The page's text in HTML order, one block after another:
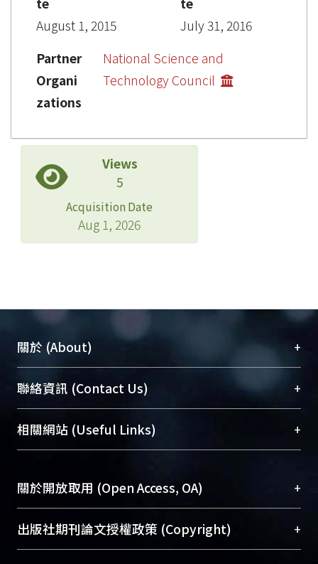
August 1, 2015
July 31, 2016
Partner
Organi
zations
National Science and
Technology Council
Views
5
Acquisition Date
Aug 1, 2026
關於 (About) +
臺大位居世界頂尖大學之列，為永久珍藏及向國際
展現本校豐碩的研究成果及學術能量，圖書館整合
機構典藏（NTUR）與學術庫（AH）不同功能平
台，成為臺大學術典藏NTU scholars。期能整合研
成果。
To permanently archive and promote researcher
profiles and scholarly works, Library integrates the
services of “NTU Repository” with “Academic
聯絡資訊 (Contact Us) +
總館學科館員(Main Library)
醫學圖書館學科館員(Medical Library)
Sciences Library)
相關網站 (Useful Links) +
關於開放取用 (Open Access, OA) +
開放取用是從使用者角度提升資訊取用性的社會運
動，應用在學術研究上是透過將研究著作公開供使
出版社期刊論文授權政策 (Copyright) +